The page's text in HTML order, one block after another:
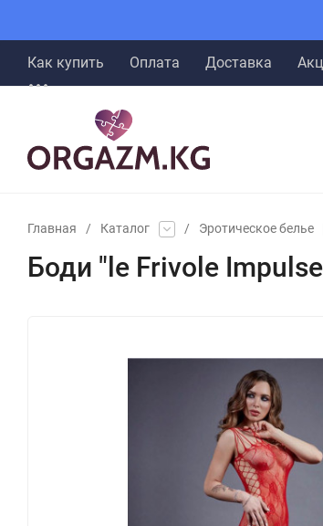
Как купить Оплата Доставка
Главная / Каталог / Эротическое белье
Боди "le Frivole